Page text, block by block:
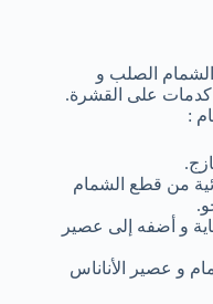
الشمام الصلب و
كدمات على القشرة.
:
من قطع الشمام
و أضفه إلى عصير
و عصير الأناناس